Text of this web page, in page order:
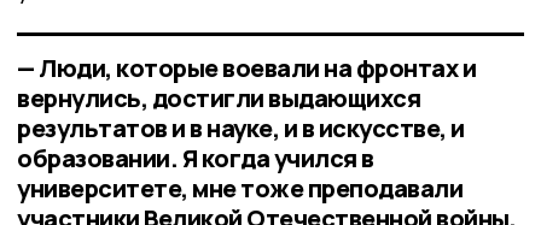
— Люди, которые воевали на фронтах и
вернулись, достигли выдающихся
результатов и в науке, и в искусстве, и
образовании. Я когда учился в
университете, мне тоже преподавали
участники Великой Отечественной войны,